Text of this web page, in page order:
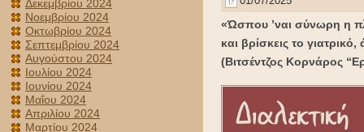
Δεκεμβρίου 2024
Νοεμβρίου 2024
Οκτωβρίου 2024
Σεπτεμβρίου 2024
Αυγούστου 2024
Ιουλίου 2024
Ιουνίου 2024
Μαΐου 2024
Απριλίου 2024
Μαρτίου 2024
«Ώσπου ’ναι σύνωρη η
και βρίσκεις το
(Βιτσέντζος Κορνάρος